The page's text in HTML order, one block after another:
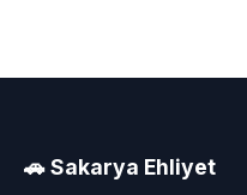
🚗 Sakarya Ehliyet